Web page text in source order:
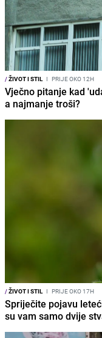
/ŽIVOT I STIL I PRIJE OKO 12H
Vječno pitanje kad
a najmanje troši?
/ŽIVOT I STIL I PRIJE OKO 17H
Spriječite pojavu
su vam samo dvije